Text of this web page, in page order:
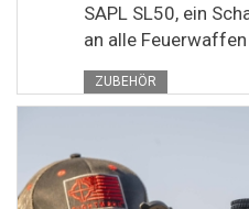
SAPL SL50, ein
an alle Feuerwaffen
ZUBEHÖR